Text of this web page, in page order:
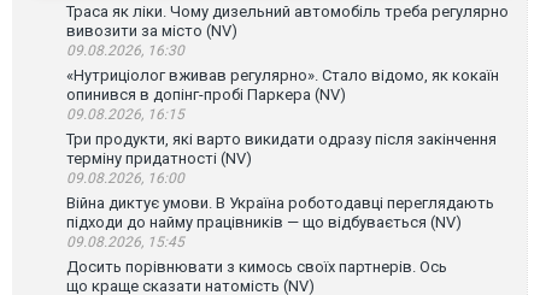
Траса як ліки. Чому дизельний автомобіль треба регулярно
вивозити за місто (NV)
09.08.2026, 16:30
«Нутриціолог вживав регулярно». Стало відомо, як кокаїн
опинився в допінг-пробі Паркера (NV)
09.08.2026, 16:15
Три продукти, які варто викидати одразу після закінчення
терміну придатності (NV)
09.08.2026, 16:00
Війна диктує умови. В Україна роботодавці переглядають
підходи до найму працівників — що відбувається (NV)
09.08.2026, 15:45
Досить порівнювати з кимось своїх партнерів. Ось
що краще сказати натомість (NV)